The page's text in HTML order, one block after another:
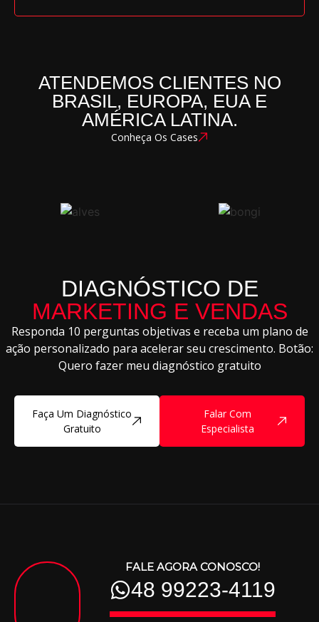
ATENDEMOS CLIENTES NO
BRASIL, EUROPA, EUA E
AMÉRICA LATINA.
Conheça Os Cases
DIAGNÓSTICO DE
MARKETING E VENDAS
Responda 10 perguntas objetivas e receba um plano de
ação personalizado para acelerar seu crescimento. Botão:
Quero fazer meu diagnóstico gratuito
Faça Um Diagnóstico
Gratuito
Falar Com
Especialista
FALE AGORA CONOSCO!
48 99223-4119